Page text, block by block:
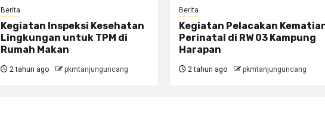
Berita
Kegiatan Inspeksi Kesehatan
Lingkungan untuk TPM di
Rumah Makan
2 tahun ago pkmtanjunguncang
Berita
Kegiatan Pelacakan
Perinatal di RW 03 Kampung
Harapan
2 tahun ago pkmtanjunguncang